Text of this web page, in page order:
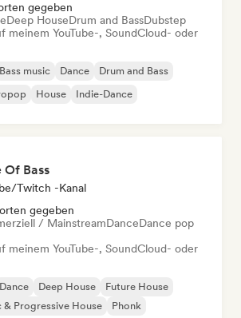
gegeben
Deep HouseDrum and BassDubstep
meinem YouTube-, SoundCloud- oder
Bass music Dance
Drum and Bass
House Indie-Dance
Of Bass
Twitch -Kanal
gegeben
/ MainstreamDanceDance pop
meinem YouTube-, SoundCloud- oder
Dance Deep House
Future House
& Progressive House
Phonk